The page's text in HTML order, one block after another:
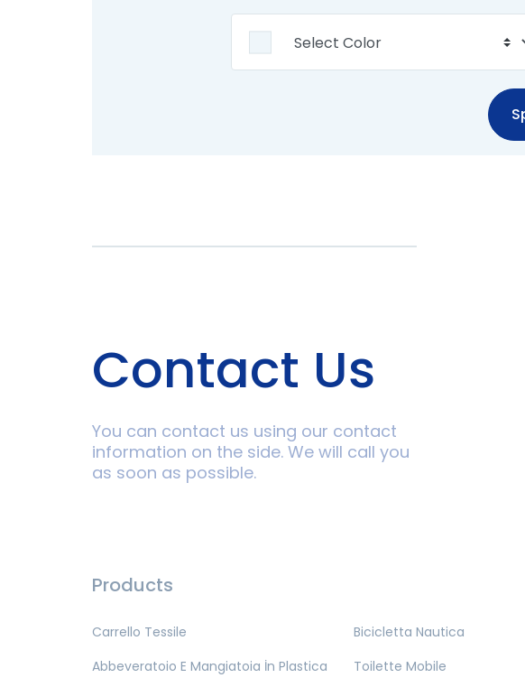
Contact Us
You can contact us using our contact
information on the side. We will call you
as soon as possible.
Products
Carrello Tessile Bicicletta Nautica
Abbeveratoio E Mangiatoia İn Plastica
Toilette Mobile